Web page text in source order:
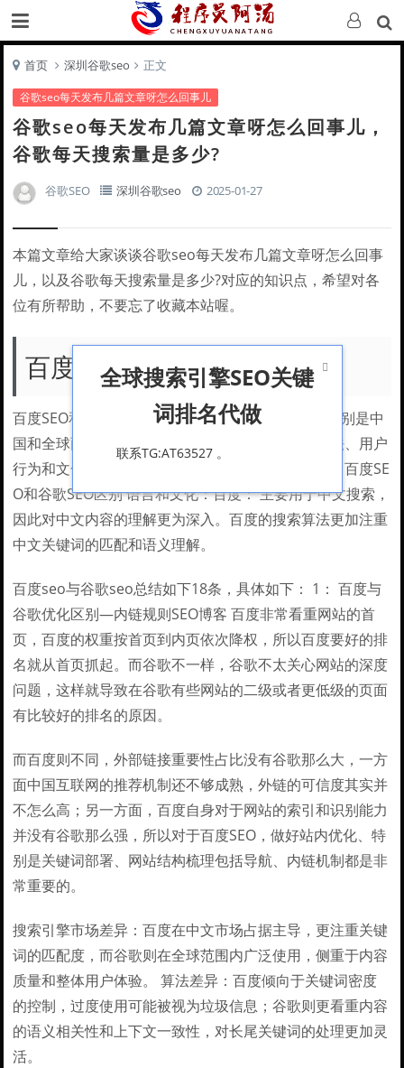
首页 深圳谷歌seo 正文
谷歌seo每天发布几篇文章呀怎么回事儿
谷歌seo每天发布几篇文章呀怎么回事儿，
谷歌每天搜索量是多少?
谷歌SEO 深圳谷歌seo 2025-01-27
本篇文章给大家谈谈谷歌seo每天发布几篇文章呀怎么回事
儿，以及谷歌每天搜索量是多少?对应的知识点，希望对各
位有所帮助，不要忘了收藏本站喔。
百度SEO跟谷歌SEO的区别?
百度SEO和谷歌SEO有一些区别，主要是由于它们分别是中
国和全球两个最大的搜索引擎，而且它们的搜索算法、用户
行为和文化背景都存在差异。以下是一些主要区别：百度SE
O和谷歌SEO区别 语言和文化：百度： 主要用于中文搜索，
因此对中文内容的理解更为深入。百度的搜索算法更加注重
中文关键词的匹配和语义理解。
百度seo与谷歌seo总结如下18条，具体如下： 1： 百度与
谷歌优化区别—内链规则SEO博客 百度非常看重网站的首
页，百度的权重按首页到内页依次降权，所以百度要好的排
名就从首页抓起。而谷歌不一样，谷歌不太关心网站的深度
问题，这样就导致在谷歌有些网站的二级或者更低级的页面
有比较好的排名的原因。
而百度则不同，外部链接重要性占比没有谷歌那么大，一方
面中国互联网的推荐机制还不够成熟，外链的可信度其实并
不怎么高；另一方面，百度自身对于网站的索引和识别能力
并没有谷歌那么强，所以对于百度SEO，做好站内优化、特
别是关键词部署、网站结构梳理包括导航、内链机制都是非
常重要的。
搜索引擎市场差异：百度在中文市场占据主导，更注重关键
词的匹配度，而谷歌则在全球范围内广泛使用，侧重于内容
质量和整体用户体验。 算法差异：百度倾向于关键词密度
的控制，过度使用可能被视为垃圾信息；谷歌则更看重内容
的语义相关性和上下文一致性，对长尾关键词的处理更加灵
活。

全球搜索引擎SEO关键
词排名代做
联系TG:AT63527 。